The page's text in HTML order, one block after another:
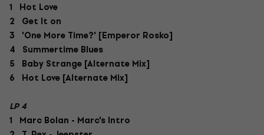
1 Hot Love
2 Get It on
3 'One More Time?' [Emperor Rosko]
4 Summertime Blues
5 Baby Strange [Alternate Mix]
6 Hot Love [Alternate Mix]
LP 4
1 Marc Bolan - Marc's Intro